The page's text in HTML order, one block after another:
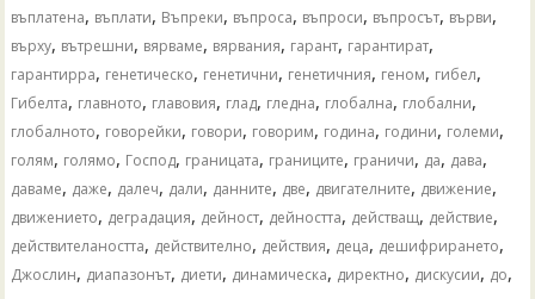
въплатена, въплати, Въпреки, въпроса, въпроси, въпросът, върви,
върху, вътрешни, вярваме, вярвания, гарант, гарантират,
гарантирра, генетическо, генетични, генетичния, геном, гибел,
Гибелта, главното, главовия, глад, гледна, глобална, глобални,
глобалното, говорейки, говори, говорим, година, години, големи,
голям, голямо, Господ, границата, границите, граничи, да, дава,
даваме, даже, далеч, дали, данните, две, двигателните, движение,
движението, деградация, дейност, дейността, действащ, действие,
действителаността, действително, действия, деца, дешифрирането,
Джослин, диапазонът, диети, динамическа, директно, дискусии, до,